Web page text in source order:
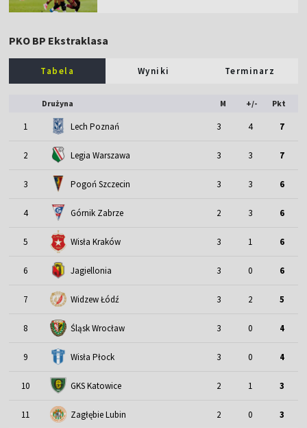
PKO BP Ekstraklasa
Tabela Wyniki Terminarz
Drużyna M +/- Pkt
1 Lech Poznań 3 4 7
2 Legia Warszawa 3 3 7
3 Pogoń Szczecin 3 3 6
4 Górnik Zabrze 2 3 6
5 Wisła Kraków 3 1 6
6 Jagiellonia 3 0 6
7 Widzew Łódź 3 2 5
8 Śląsk Wrocław 3 0 4
9 Wisła Płock 3 0 4
10 GKS Katowice 2 1 3
11 Zagłębie Lubin 2 0 3